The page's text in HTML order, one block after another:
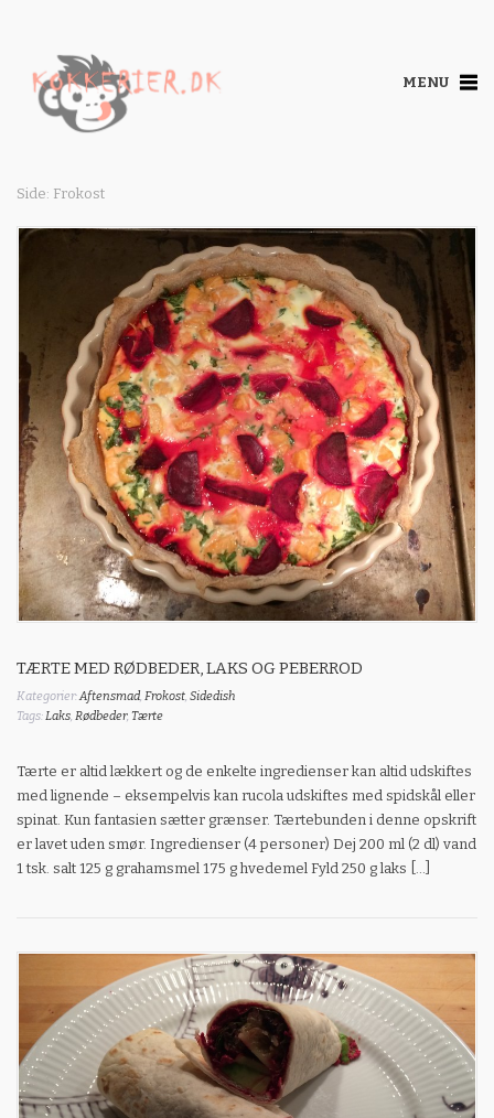
MENU
Side: Frokost
TÆRTE MED RØDBEDER, LAKS OG PEBERROD
Kategorier:Aftensmad, Frokost, Sidedish
Tags:Laks, Rødbeder, Tærte
Tærte er altid lækkert og de enkelte ingredienser kan altid udskiftes
med lignende – eksempelvis kan rucola udskiftes med spidskål eller
spinat. Kun fantasien sætter grænser. Tærtebunden i denne opskrift
er lavet uden smør. Ingredienser (4 personer) Dej 200 ml (2 dl) vand
1 tsk. salt 125 g grahamsmel 175 g hvedemel Fyld 250 g laks […]